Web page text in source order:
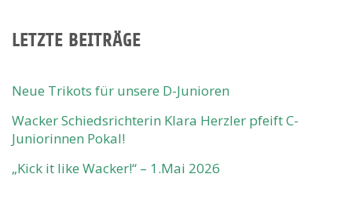
LETZTE BEITRÄGE
Neue Trikots für unsere D-Junioren
Wacker Schiedsrichterin Klara Herzler pfeift C-
Juniorinnen Pokal!
„Kick it like Wacker!“ – 1.Mai 2026